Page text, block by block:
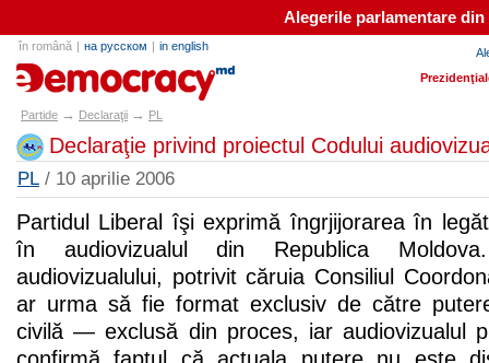
Alegerile parlamentare
în română | на русском | in english
partide.md
Partide → Declaraţii → PL
Declaraţie privind proiectul Codului
PL / 10 aprilie 2006
Partidul Liberal îşi exprimă îngrjijorarea în
în audiovizualul din Republica
audiovizualului, potrivit căruia Consiliul
ar urma să fie format exclusiv de către
civilă — exclusă din proces, iar audiovizualul